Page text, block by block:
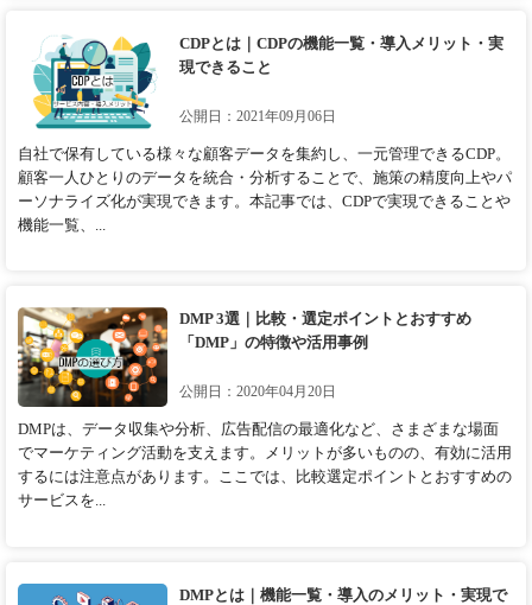
CDPとは｜CDPの機能一覧・導入メリット・実
現できること
公開日：2021年09月06日
自社で保有している様々な顧客データを集約し、一元管理できるCDP。
顧客一人ひとりのデータを統合・分析することで、施策の精度向上やパ
ーソナライズ化が実現できます。本記事では、CDPで実現できることや
機能一覧、...
DMP 3選｜比較・選定ポイントとおすすめ
「DMP」の特徴や活用事例
公開日：2020年04月20日
DMPは、データ収集や分析、広告配信の最適化など、さまざまな場面
でマーケティング活動を支えます。メリットが多いものの、有効に活用
するには注意点があります。ここでは、比較選定ポイントとおすすめの
サービスを...
DMPとは｜機能一覧・導入のメリット・実現で